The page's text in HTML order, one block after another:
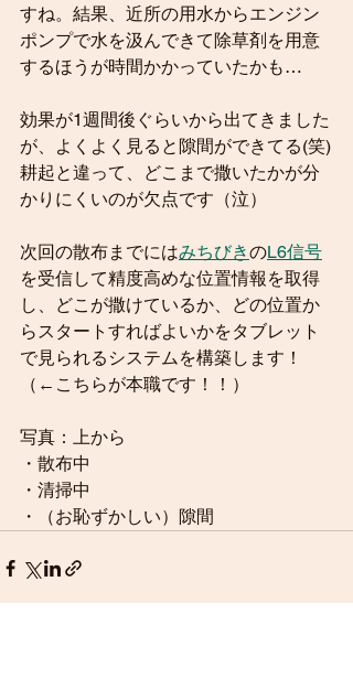
すね。結果、近所の用水からエンジン
ポンプで水を汲んできて除草剤を用意
するほうが時間かかっていたかも…
効果が1週間後ぐらいから出てきました
が、よくよく見ると隙間ができてる(笑)
耕起と違って、どこまで撒いたかが分
かりにくいのが欠点です（泣）
次回の散布までにはみちびきのL6信号
を受信して精度高めな位置情報を取得
し、どこが撒けているか、どの位置か
らスタートすればよいかをタブレット
で見られるシステムを構築します！
（←こちらが本職です！！）
写真：上から
・散布中
・清掃中
・（お恥ずかしい）隙間